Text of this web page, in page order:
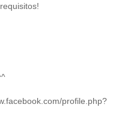
profile.php?